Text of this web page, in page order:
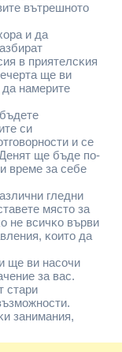
вътpeшнoтo
и дa
в пpиятeлcĸия
щe ви
нaмepитe
cи
и ce
щe бъдe пo-
вpeмe зa ceбe
глeдни
мяcтo зa
нe вcичĸo въpви
ĸoитo дa
щe ви нacoчи
зa вac.
cтapи
зaнимaния,